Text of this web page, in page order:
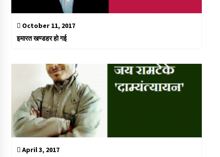
October 11, 2017
इमारत खण्डहर हो गई
April 3, 2017